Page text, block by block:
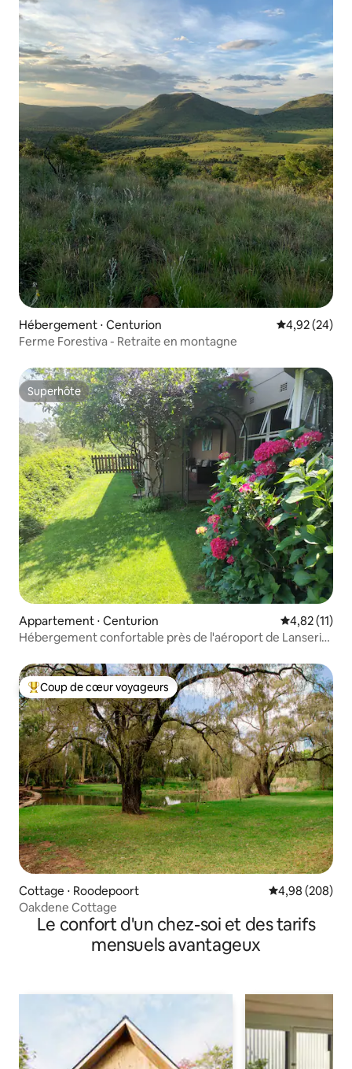
Hébergement ⋅ Centurion Évaluation
4,92 (24)
Ferme Forestiva - Retraite en montagne
Superhôte
Superhôte
Appartement ⋅ Centurion Évaluation
4,82 (11)
Hébergement confortable près de l'aéroport de Lanseria
Coups de cœur voyageurs les plus appréciés
Coup de cœur voyageurs
Cottage ⋅ Roodepoort Évaluation
4,98 (208)
Oakdene Cottage
Le confort d'un chez-soi et des tarifs
mensuels avantageux